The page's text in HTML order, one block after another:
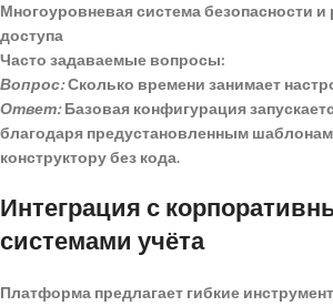
Многоуровневая система безопасности и
доступа
Часто задаваемые вопросы:
Вопрос:Сколько времени занимает
Ответ:Базовая конфигурация
благодаря предустановленным
конструктору без кода.
Интеграция с
системами учёта
Платформа предлагает гибкие